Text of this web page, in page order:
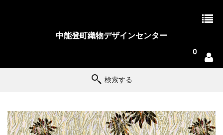
中能登町織物デザインセンター
0
検索する